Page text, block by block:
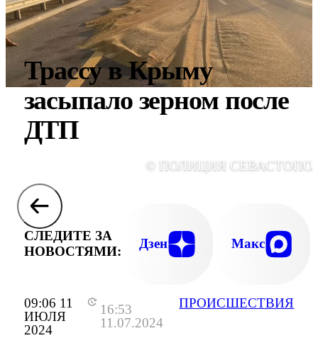
09:06 11
ИЮЛЯ
2024
16:53
11.07.2024
ПРОИСШЕСТВИЯ
Трассу в Крыму
засыпало зерном после
ДТП
© ПОЛИЦИЯ
СЛЕДИТЕ ЗА
НОВОСТЯМИ:
Дзен Макс